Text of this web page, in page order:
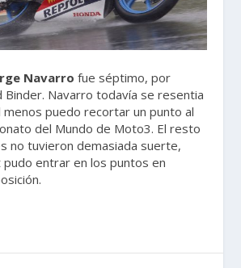
Navarro fue séptimo, por
Binder. Navarro todavía se resentia
menos puedo recortar un punto al
del Mundo de Moto3. El resto
no tuvieron demasiada suerte,
pudo entrar en los puntos en